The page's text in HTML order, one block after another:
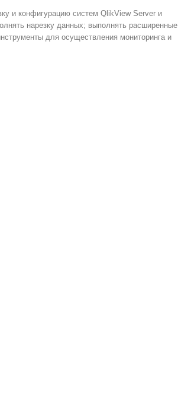
и конфигурацию систем QlikView Server и
нарезку данных; выполнять расширенные
для осуществления мониторинга и